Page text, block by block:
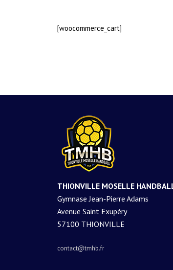
EQUIPE -15 ANS
EQUIPE -11 ANS (1)
EQUIPE -11 ANS (2)
EQUIPE -9 ANS
EQUIPE PREMIERS
[woocommerce_cart]
THIONVILLE MOSELLE
Gymnase Jean-Pierre Adams
Avenue Saint Exupéry
57100 THIONVILLE
contact@tmhb.fr